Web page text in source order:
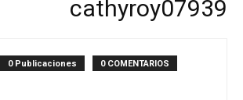
cathyroy07939
0 Publicaciones 0 COMENTARIOS